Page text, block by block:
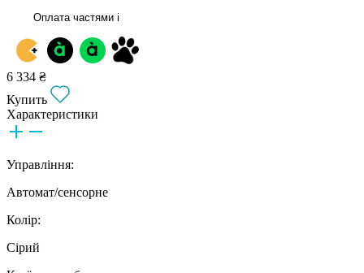
Оплата частями i
6 334 ₴
Купить
Характеристики
Управління:
Автомат/cенсорне
Колір:
Сірий